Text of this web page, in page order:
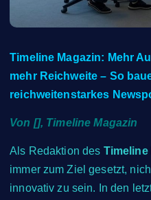
Timeline Magazin: Mehr
mehr Reichweite – So
reichweitenstarkes
Von [], Timeline Magazin
Als Redaktion des Timeline
immer zum Ziel gesetzt,
innovativ zu sein. In den